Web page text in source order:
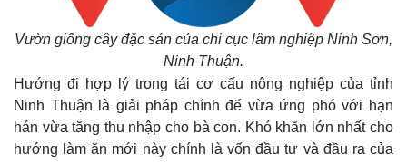
Kinh tế
Khởi nghiệp
Thị trường
Giá vàng
Tiêu dùng
Tỷ giá
Chứng khoán
Giá cà phê
Vườn giống cây đặc sản của chi cục lâm nghiệp Ninh Sơn,
Ninh Thuận.
Hướng đi hợp lý trong tái cơ cấu nông nghiệp của tỉnh
Ninh Thuận là giải pháp chính để vừa ứng phó với hạn
hán vừa tăng thu nhập cho bà con. Khó khăn lớn nhất cho
hướng làm ăn mới này chính là vốn đầu tư và đầu ra của